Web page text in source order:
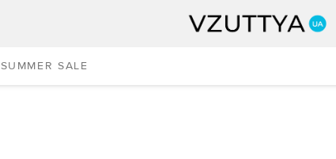
SUMMER SALE